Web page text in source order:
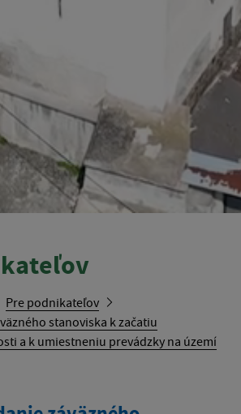
Pre podnikateľov
stanoviska k začatiu
a k umiestneniu prevádzky na území